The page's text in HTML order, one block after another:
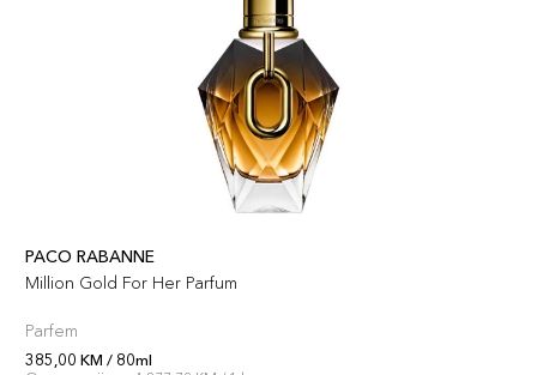
PACO RABANNE
Million Gold For Her Parfum
Parfem
385,00 KM / 80ml